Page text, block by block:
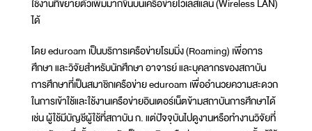
ใช้งานที่ขยายตัวเพิ่มมากขึ้นบนเครือข่ายไวเลสแลน (Wireless LAN)
ได้
โดย eduroam เป็นบริการเครือข่ายโรมมิ่ง (Roaming) เพื่อการ
ศึกษา และวิจัยสำหรับนักศึกษา อาจารย์ และบุคลากรของสถาบัน
การศึกษาที่เป็นสมาชิกเครือข่าย eduroam เพื่ออำนวยความสะดวก
ในการเข้าใช้และใช้งานเครือข่ายอินเตอร์เน็ตข้ามสถาบันการศึกษาได้
เช่น ผู้ใช้มีบัญชีผู้ใช้ที่สถาบัน ก. แต่ปัจจุบันไปดูงานหรือทำงานวิจัยที่